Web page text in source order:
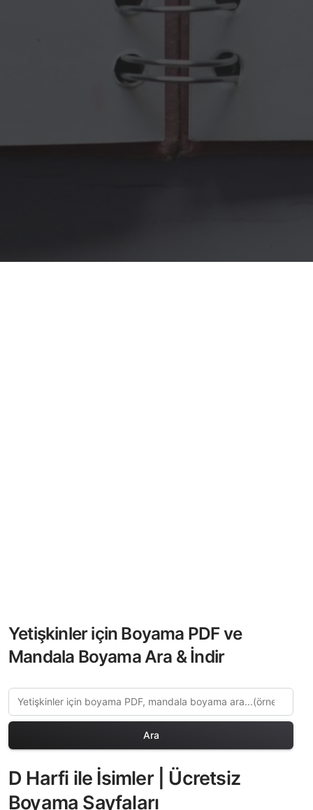
Yetişkinler için Boyama PDF ve
Mandala Boyama Ara & İndir
Ara
D Harfi ile İsimler | Ücretsiz
Boyama Sayfaları